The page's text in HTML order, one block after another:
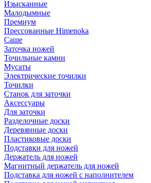
Изысканные
Малодымные
Премиум
Прессованные Himenoka
Саше
Заточка ножей
Точильные камни
Мусаты
Электрические точилки
Точилки
Станок для заточки
Аксессуары
Для заточки
Разделочные доски
Деревянные доски
Пластиковые доски
Подставки для ножей
Держатель для ножей
Магнитный держатель для ножей
Подставка для ножей с наполнителем